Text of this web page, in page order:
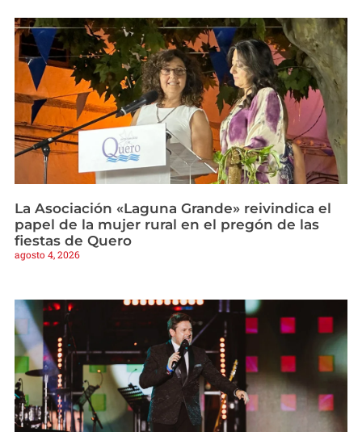
La Asociación «Laguna Grande» reivindica el
papel de la mujer rural en el pregón de las
fiestas de Quero
agosto 4, 2026